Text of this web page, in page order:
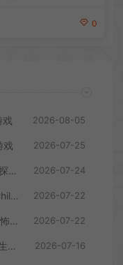
0
戏 2026-08-05
戏 2026-07-25
午夜轮班 / Shift At Midnight 惊悚侦探恐怖游戏 2026-07-24
生死深潜：雨之子民 / DIVE or DIE Children of Rain 恐怖生存探索游戏 2026-07-22
深夜照相馆 / Photomaly 第一人称恐怖游戏 2026-07-22
幽洞深潜 / Hollow Depths 水下潜行生存游戏 2026-07-16